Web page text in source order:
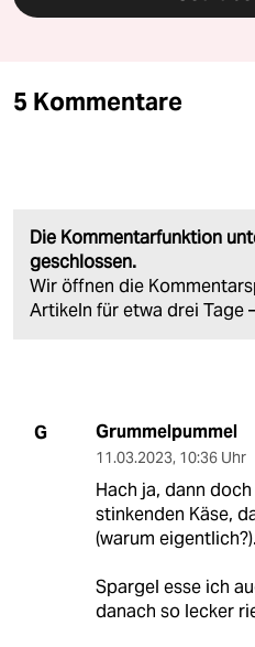
5 Kommentare
Die Kommentarfunktion
geschlossen.
Wir öffnen die
Artikeln für etwa drei Tage
G Grummelpummel
11.03.2023, 10:36 Uhr
Hach ja, dann
stinkenden Käse,
(warum eigentlich?).
Spargel esse ich
danach so lecker